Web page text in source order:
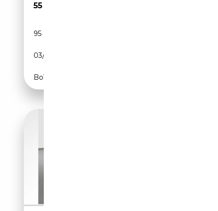
55 480€
95 853 km
03/2023
Boîte automatique